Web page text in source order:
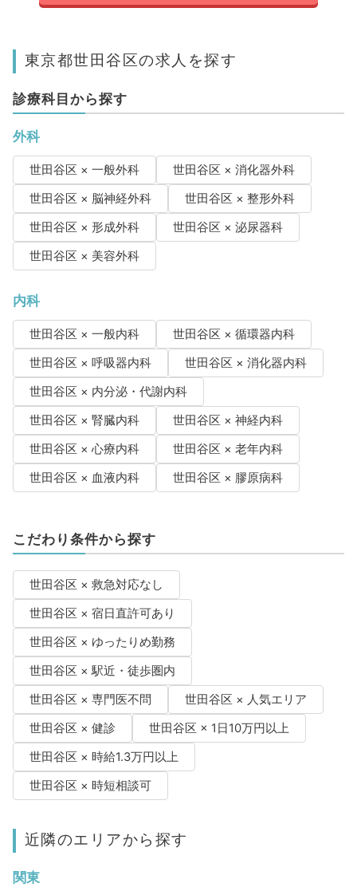
東京都世田谷区の求人を探す
診療科目から探す
外科
世田谷区 × 一般外科
世田谷区 × 消化器外科
世田谷区 × 脳神経外科
世田谷区 × 整形外科
世田谷区 × 形成外科
世田谷区 × 泌尿器科
世田谷区 × 美容外科
内科
世田谷区 × 一般内科
世田谷区 × 循環器内科
世田谷区 × 呼吸器内科
世田谷区 × 消化器内科
世田谷区 × 内分泌・代謝内科
世田谷区 × 腎臓内科
世田谷区 × 神経内科
世田谷区 × 心療内科
世田谷区 × 老年内科
世田谷区 × 血液内科
世田谷区 × 膠原病科
こだわり条件から探す
世田谷区 × 救急対応なし
世田谷区 × 宿日直許可あり
世田谷区 × ゆったりめ勤務
世田谷区 × 駅近・徒歩圏内
世田谷区 × 専門医不問
世田谷区 × 人気エリア
世田谷区 × 健診
世田谷区 × 1日10万円以上
世田谷区 × 時給1.3万円以上
世田谷区 × 時短相談可
近隣のエリアから探す
関東